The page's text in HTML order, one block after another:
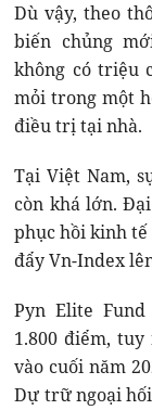
Dù vậy, theo
biến chủng
không có triệu
mỏi trong một
điều trị tại nhà.
Tại Việt Nam,
còn khá lớn.
phục hồi kinh tế
đẩy Vn-Index
Pyn Elite
1.800 điểm,
vào cuối năm
Dự trữ ngoại